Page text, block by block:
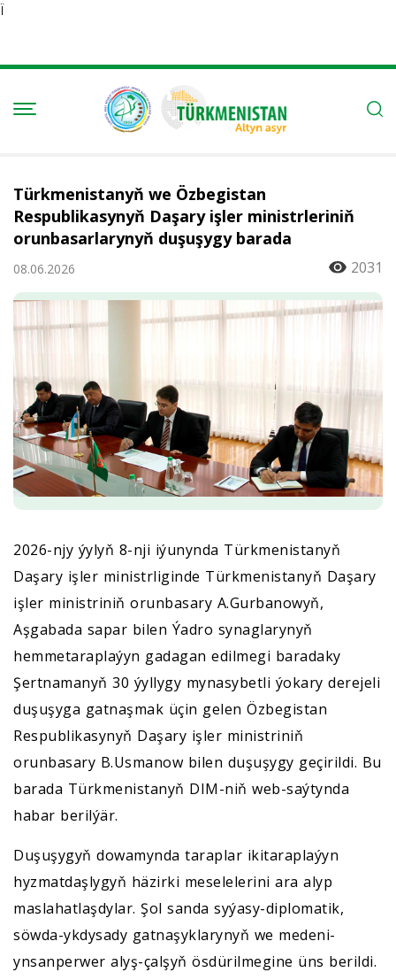
Ï
Türkmenistanyň we Özbegistan
Respublikasynyň Daşary işler ministrleriniň
orunbasarlarynyň duşuşygy barada
08.06.2026 2031
2026-njy ýylyň 8-nji iýunynda Türkmenistanyň
Daşary işler ministrliginde Türkmenistanyň Daşary
işler ministriniň orunbasary A.Gurbanowyň,
Aşgabada sapar bilen Ýadro synaglarynyň
hemmetaraplaýyn gadagan edilmegi baradaky
Şertnamanyň 30 ýyllygy mynasybetli ýokary derejeli
duşuşyga gatnaşmak üçin gelen Özbegistan
Respublikasynyň Daşary işler ministriniň
orunbasary B.Usmanow bilen duşuşygy geçirildi. Bu
barada Türkmenistanyň DIM-niň web-saýtynda
habar berilýär.
Duşuşygyň dowamynda taraplar ikitaraplaýyn
hyzmatdaşlygyň häzirki meselelerini ara alyp
maslahatlaşdylar. Şol sanda syýasy-diplomatik,
söwda-ykdysady gatnaşyklarynyň we medeni-
ynsanperwer alyş-çalşyň ösdürilmegine üns berildi.